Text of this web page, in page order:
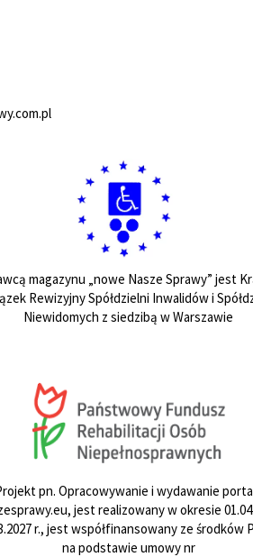
magazynu „nowe Nasze Sprawy” jest
Rewizyjny Spółdzielni Inwalidów i
Niewidomych z siedzibą w Warszawie
pn. Opracowywanie i wydawanie
jest realizowany w okresie
r., jest współfinansowany ze środków
na podstawie umowy nr